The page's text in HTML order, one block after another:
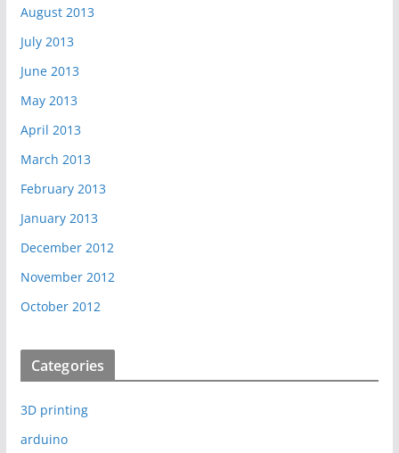
August 2013
July 2013
June 2013
May 2013
April 2013
March 2013
February 2013
January 2013
December 2012
November 2012
October 2012
Categories
3D printing
arduino